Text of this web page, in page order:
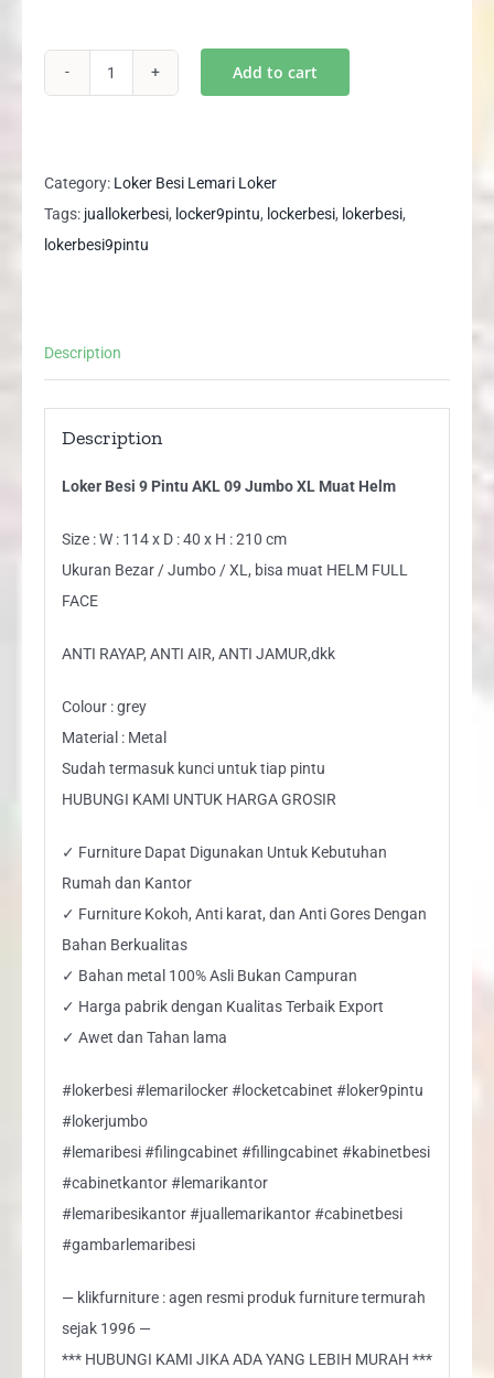
Pintu
AKL
09
Helm
Add to cart
Category: Loker Besi Lemari Loker
Tags: juallokerbesi, locker9pintu, lockerbesi, lokerbesi,
lokerbesi9pintu
Description
Description
Loker Besi 9 Pintu AKL 09 Jumbo XL Muat Helm
Size : W : 114 x D : 40 x H : 210 cm
Ukuran Bezar / Jumbo / XL, bisa muat HELM FULL
FACE
ANTI RAYAP, ANTI AIR, ANTI JAMUR,dkk
Colour : grey
Material : Metal
Sudah termasuk kunci untuk tiap pintu
HUBUNGI KAMI UNTUK HARGA GROSIR
✓ Furniture Dapat Digunakan Untuk Kebutuhan
Rumah dan Kantor
✓ Furniture Kokoh, Anti karat, dan Anti Gores Dengan
Bahan Berkualitas
✓ Bahan metal 100% Asli Bukan Campuran
✓ Harga pabrik dengan Kualitas Terbaik Export
✓ Awet dan Tahan lama
#lokerbesi #lemarilocker #locketcabinet #loker9pintu
#lokerjumbo
#lemaribesi #filingcabinet #fillingcabinet #kabinetbesi
#cabinetkantor #lemarikantor
#lemaribesikantor #juallemarikantor #cabinetbesi
#gambarlemaribesi
— klikfurniture : agen resmi produk furniture termurah
sejak 1996 —
*** HUBUNGI KAMI JIKA ADA YANG LEBIH MURAH ***